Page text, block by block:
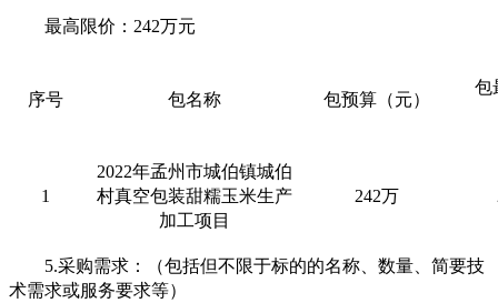
最高限价： 242万元
序号 包名称 包预算（元）
包
1
2022年孟州市城伯镇城伯
村真空包装甜糯玉米生产
加工项目
242万
5.采购需求：（包括但不限于标的的名称、数量、简要技
术需求或服务要求等）